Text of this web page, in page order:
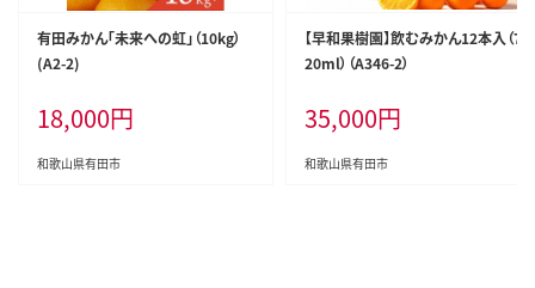
有田みかん「未来への虹」（10kg）
(A2-2)
18,000円
和歌山県有田市
【早和果樹園】飲むみかん12本入（7
20ml）（A346-2）
35,000円
和歌山県有田市